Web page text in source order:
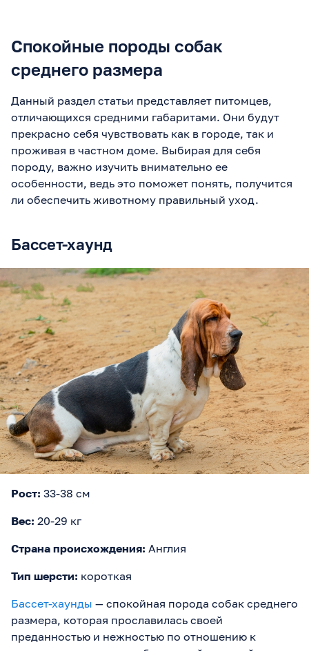
Спокойные породы собак
среднего размера
Данный раздел статьи представляет питомцев,
отличающихся средними габаритами. Они будут
прекрасно себя чувствовать как в городе, так и
проживая в частном доме. Выбирая для себя
породу, важно изучить внимательно ее
особенности, ведь это поможет понять, получится
ли обеспечить животному правильный уход.
Бассет-хаунд
Рост: 33-38 см
Вес: 20-29 кг
Страна происхождения: Англия
Тип шерсти: короткая
Бассет-хаунды — спокойная порода собак среднего
размера, которая прославилась своей
преданностью и нежностью по отношению к